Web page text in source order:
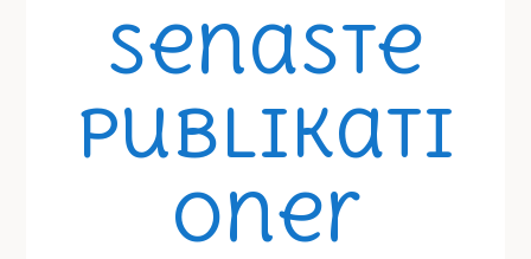
Senaste
Publikati
oner